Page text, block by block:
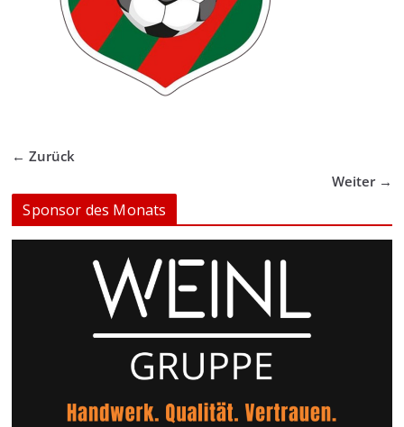
← Zurück
Weiter →
Sponsor des Monats